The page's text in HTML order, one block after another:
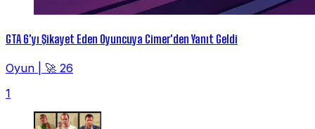
GTA 6'yı Şikayet Eden Oyuncuya Cimer'den Yanıt Geldi
Oyun
🚀 26
1